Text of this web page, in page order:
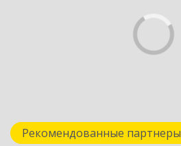
Рекомендованные партнеры